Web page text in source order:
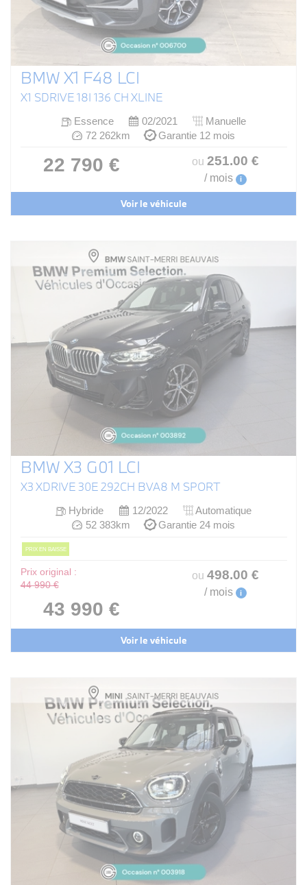
BMW X1 F48 LCI
X1 SDRIVE 18I 136 CH XLINE
Essence 02/2021
Manuelle
72 262km
Garantie 12 mois
22 790 € ou 251.00 €
/ mois i
Voir le véhicule
BMW X3 G01 LCI
X3 XDRIVE 30E 292CH BVA8 M SPORT
Hybride 12/2022
Automatique
52 383km
Garantie 24 mois
PRIX EN BAISSE
Prix original :
44 990 €
43 990 €
ou 498.00 €
/ mois i
Voir le véhicule